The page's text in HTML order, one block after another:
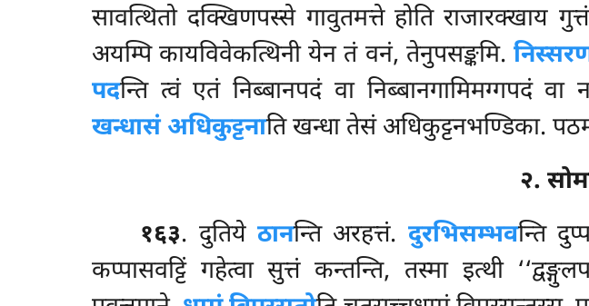
सावत्थितो दक्खिणपस्से गावुतमत्ते होति राजारक्खाय
अयम्पि कायविवेकत्थिनी येन तं वनं, तेनुपसङ्कमि.
पदन्ति त्वं एतं निब्बानपदं वा निब्बानगामिमग्गपदं वा
खन्धासं अधिकुट्टनाति खन्धा तेसं अधिकुट्टनभण्डिका.
२.
१६३. दुतियेठानन्ति अरहत्तं. दुरभिसम्भवन्ति
कप्पासवट्टिं गहेत्वा सुत्तं कन्तन्ति, तस्मा इत्थी